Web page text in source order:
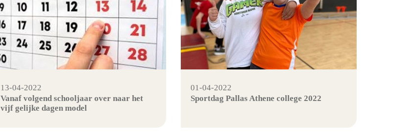
13-04-2022
Vanaf volgend schooljaar over naar het
vijf gelijke dagen model
01-04-2022
Sportdag Pallas Athene college 2022